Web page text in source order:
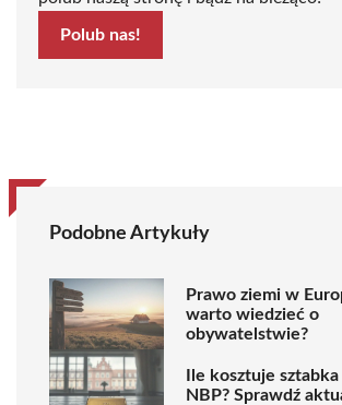
Polub nas!
Podobne Artykuły
Prawo ziemi w
warto wiedzieć o
obywatelstwie?
Ile kosztuje sztabka
NBP? Sprawdź